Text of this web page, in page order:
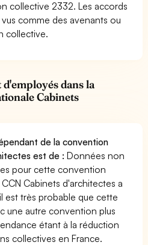
collective 2332. Les accords
comme des avenants ou
collective.
dans la
Cabinets
de la convention
est de :Données non
pour cette convention
Cabinets d'architectes a
est très probable que cette
une autre convention plus
étant à la réduction
collectives en France.